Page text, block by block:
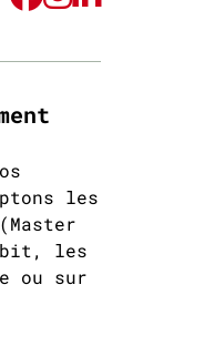
les
les
ou sur